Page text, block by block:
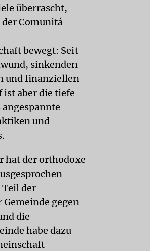
überrascht,
Comunitá
bewegt: Seit
sinkenden
und finanziellen
ist aber die tiefe
und
hat der orthodoxe
der
gegen
die
habe dazu